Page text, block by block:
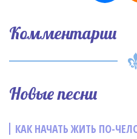
Комментарии
Новые песни
КАК НАЧАТЬ ЖИТЬ ПО-